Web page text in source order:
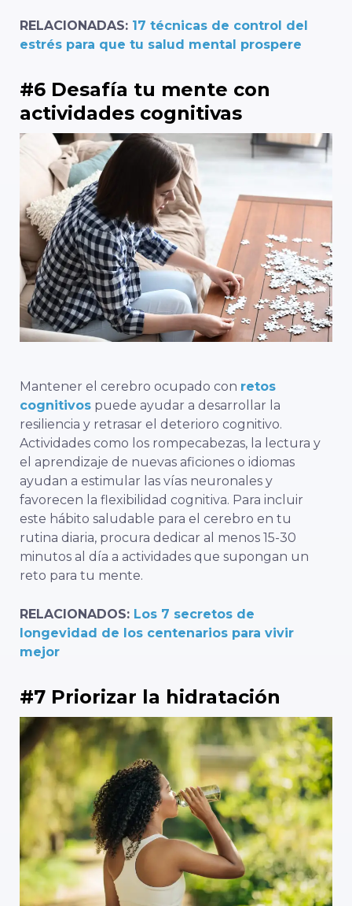
RELACIONADAS: 17 técnicas de control del
estrés para que tu salud mental prospere
#6 Desafía tu mente con
actividades cognitivas
Mantener el cerebro ocupado con retos
cognitivos puede ayudar a desarrollar la
resiliencia y retrasar el deterioro cognitivo.
Actividades como los rompecabezas, la lectura y
el aprendizaje de nuevas aficiones o idiomas
ayudan a estimular las vías neuronales y
favorecen la flexibilidad cognitiva. Para incluir
este hábito saludable para el cerebro en tu
rutina diaria, procura dedicar al menos 15-30
minutos al día a actividades que supongan un
reto para tu mente.
RELACIONADOS: Los 7 secretos de
longevidad de los centenarios para vivir
mejor
#7 Priorizar la hidratación